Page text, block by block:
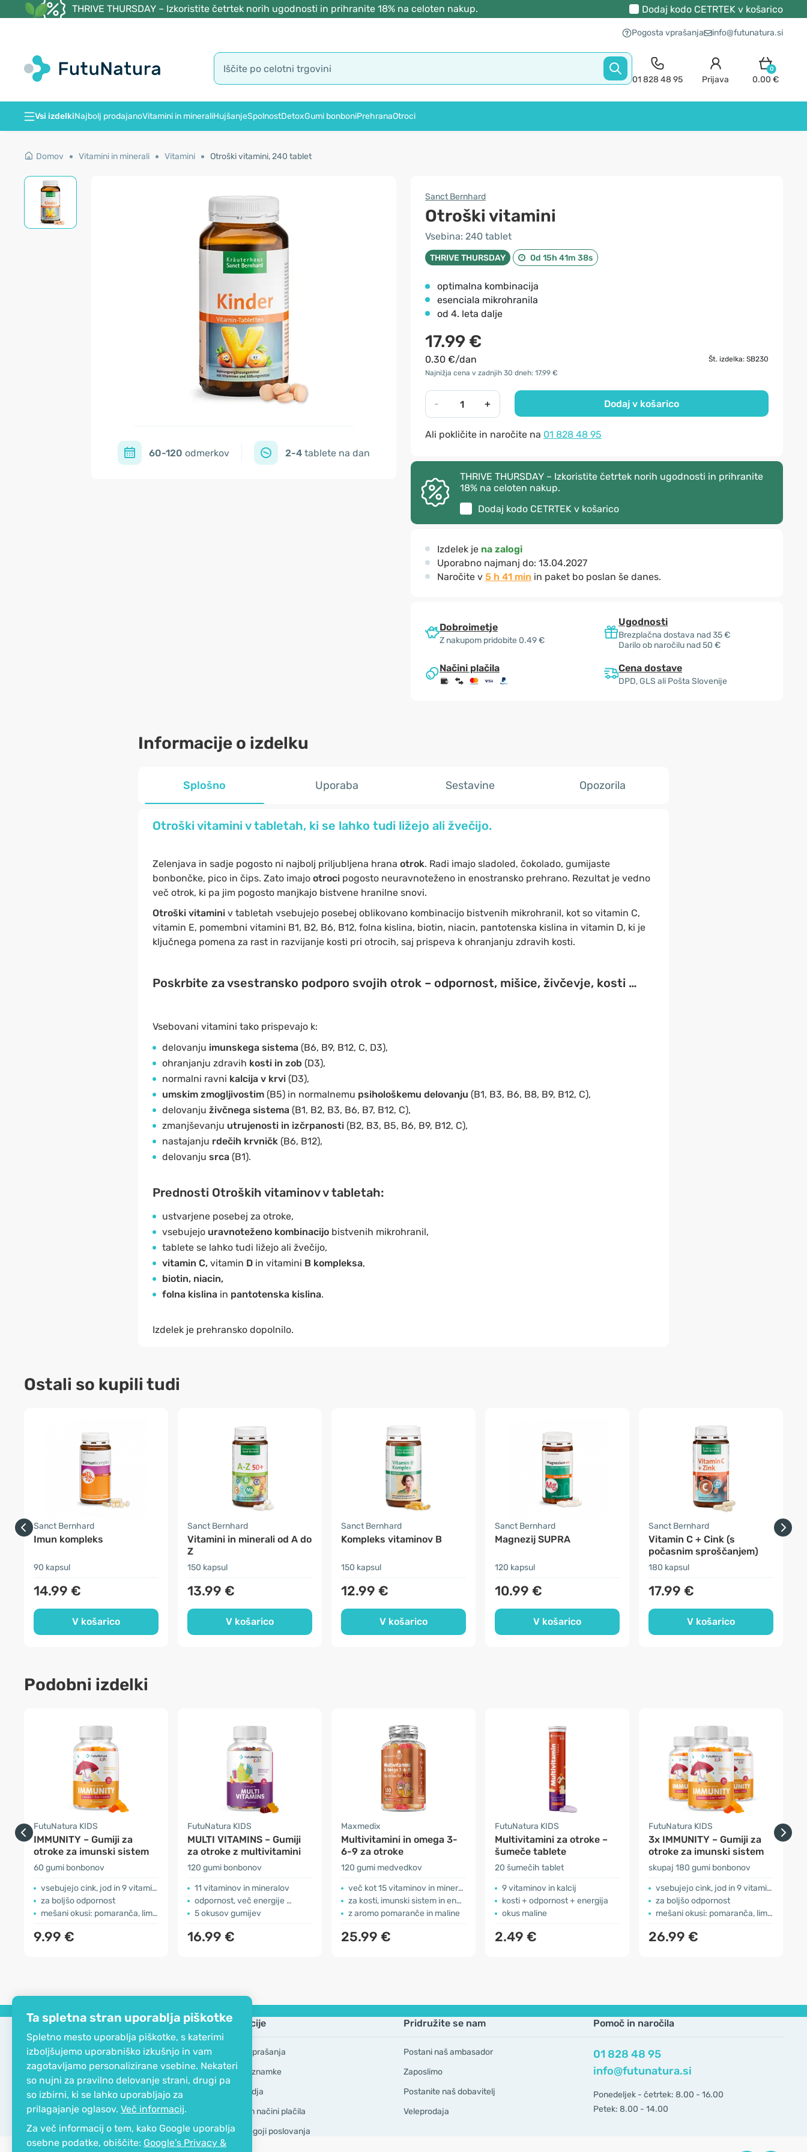
Ta spletna stran uporablja piškotke
Spletno mesto uporablja piškotke, s katerimi
izboljšujemo uporabniško izkušnjo in vam
zagotavljamo personalizirane vsebine. Nekateri
so nujni za pravilno delovanje strani, drugi pa
so izbirni, ki se lahko uporabljajo za
prilagajanje oglasov. Več informacij.
Za več informacij o tem, kako Google uporablja
osebne podatke, obiščite: Google’s Privacy &
THRIVE THURSDAY – Izkoristite četrtek norih ugodnosti in prihranite 18% na celoten nakup. Dodaj kodo CETRTEKv košarico
Pogosta vprašanja info@futunatura.si
01 828 48 95 Prijava
0
0.00 €
Vsi izdelkiNajbolj prodajanoVitamini in mineraliHujšanjeSpolnostDetoxGumi bonboniPrehranaOtroci
Domov Vitamini in minerali Vitamini Otroški vitamini, 240 tablet
60-120 odmerkov 2-4 tablete na dan
Sanct Bernhard
Otroški vitamini
Vsebina: 240 tablet
THRIVE THURSDAY 0d 15h 41m 37s
optimalna kombinacija
esenciala mikrohranila
od 4. leta dalje
17.99 €
0.30 €/dan
Št. izdelka: SB230
Najnižja cena v zadnjih 30 dneh: 17.99 €
- + Dodaj v košarico
Ali pokličite in naročite na 01 828 48 95
THRIVE THURSDAY – Izkoristite četrtek norih ugodnosti in prihranite
18% na celoten nakup.
Dodaj kodo CETRTEK v košarico
Izdelek je na zalogi
Uporabno najmanj do: 13.04.2027
Naročite v 5 h 41 min in paket bo poslan še danes.
Dobroimetje
Z nakupom pridobite 0.49 €
Ugodnosti
Brezplačna dostava nad 35 €
Darilo ob naročilu nad 50 €
Načini plačila Cena dostave
DPD, GLS ali Pošta Slovenije
Informacije o izdelku
Splošno Uporaba Sestavine Opozorila
Otroški vitamini v tabletah, ki se lahko tudi ližejo ali žvečijo.
Zelenjava in sadje pogosto ni najbolj priljubljena hrana otrok. Radi imajo sladoled, čokolado, gumijaste
bonbončke, pico in čips. Zato imajo otrocipogosto neuravnoteženo in enostransko prehrano. Rezultat je vedno
več otrok, ki pa jim pogosto manjkajo bistvene hranilne snovi.
Otroški vitamini v tabletah vsebujejo posebej oblikovano kombinacijo bistvenih mikrohranil, kot so vitamin C,
vitamin E, pomembni vitamini B1, B2, B6, B12, folna kislina, biotin, niacin, pantotenska kislina in vitamin D, ki je
ključnega pomena za rast in razvijanje kosti pri otrocih, saj prispeva k ohranjanju zdravih kosti.
Poskrbite za vsestransko podporo svojih otrok – odpornost, mišice, živčevje, kosti …
Vsebovani vitamini tako prispevajo k:
delovanju imunskega sistema(B6, B9, B12, C, D3),
ohranjanju zdravih kosti in zob (D3),
normalni ravni kalcija v krvi(D3),
umskim zmogljivostim (B5) in normalnemu psihološkemu delovanju (B1, B3, B6, B8, B9, B12, C),
delovanju živčnega sistema(B1, B2, B3, B6, B7, B12, C),
zmanjševanju utrujenosti in izčrpanosti(B2, B3, B5, B6, B9, B12, C),
nastajanju rdečih krvničk(B6, B12),
delovanju srca (B1).
Prednosti Otroških vitaminov v tabletah:
ustvarjene posebej za otroke,
vsebujejo uravnoteženo kombinacijobistvenih mikrohranil,
tablete se lahko tudi ližejo ali žvečijo,
vitamin C,vitamin Din vitamini B kompleksa,
biotin, niacin,
folna kislinain pantotenska kislina.
Izdelek je prehransko dopolnilo.
Ostali so kupili tudi
Sanct Bernhard
Imun kompleks
90 kapsul
14.99 €
V košarico
Sanct Bernhard
Vitamini in minerali od A do
Z
150 kapsul
13.99 €
V košarico
Sanct Bernhard
Kompleks vitaminov B
150 kapsul
12.99 €
V košarico
Sanct Bernhard
Magnezij SUPRA
120 kapsul
10.99 €
V košarico
Sanct Bernhard
Vitamin C + Cink (s
počasnim sproščanjem)
180 kapsul
17.99 €
V košarico
Podobni izdelki
FutuNatura KIDS
IMMUNITY – Gumiji za
otroke za imunski sistem
60 gumi bonbonov
vsebujejo cink, jod in 9 vitaminov
za boljšo odpornost
mešani okusi: pomaranča, limona in jagoda
9.99 €
FutuNatura KIDS
MULTI VITAMINS – Gumiji
za otroke z multivitamini
120 gumi bonbonov
11 vitaminov in mineralov
odpornost, več energije …
5 okusov gumijev
16.99 €
Maxmedix
Multivitamini in omega 3-
6-9 za otroke
120 gumi medvedkov
več kot 15 vitaminov in mineralov
za kosti, imunski sistem in energijo
z aromo pomaranče in maline
25.99 €
FutuNatura KIDS
Multivitamini za otroke –
šumeče tablete
20 šumečih tablet
9 vitaminov in kalcij
kosti + odpornost + energija
okus maline
2.49 €
FutuNatura KIDS
3x IMMUNITY – Gumiji za
otroke za imunski sistem
skupaj 180 gumi bonbonov
vsebujejo cink, jod in 9 vitaminov
za boljšo odpornost
mešani okusi: pomaranča, limona in jagoda
26.99 €
Podjetje
EKO certifikat
Kontakt
O podjetju
Informacije
Pogosta vprašanja
Blagovne znamke
GDPR Orodja
Dostava in načini plačila
Splošni pogoji poslovanja
Pridružite se nam
Postani naš ambasador
Zaposlimo
Postanite naš dobavitelj
Veleprodaja
Pomoč in naročila
01 828 48 95
info@futunatura.si
Ponedeljek - četrtek: 8.00 - 16.00
Petek: 8.00 - 14.00